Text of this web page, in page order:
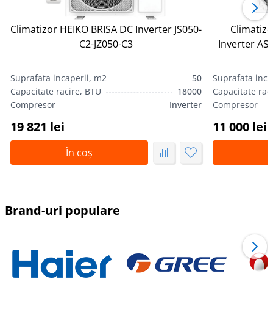
Climatizor HEIKO BRISA DC Inverter JS050-
С2-JZ050-С3
Suprafata incaperii, m2
50
Capacitate racire, BTU
18000
Compresor
Inverter
19 821 lei
În coș
Inverter
Suprafata
Capacitate
Compresor
11 000 lei
Brand-uri populare